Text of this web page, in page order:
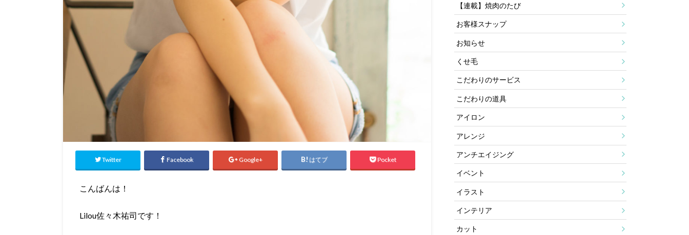
Twitter Facebook Google+ はてブ Pocket
こんばんは！
Lilou佐々木祐司です！
【連載】焼肉のたび
お客様スナップ
お知らせ
くせ毛
こだわりのサービス
こだわりの道具
アイロン
アレンジ
アンチエイジング
イベント
イラスト
インテリア
カット